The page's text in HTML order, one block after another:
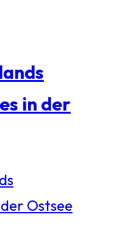
in der